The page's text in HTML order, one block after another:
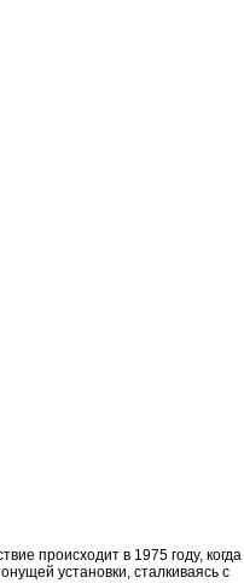
происходит в 1975 году, когда
установки, сталкиваясь с